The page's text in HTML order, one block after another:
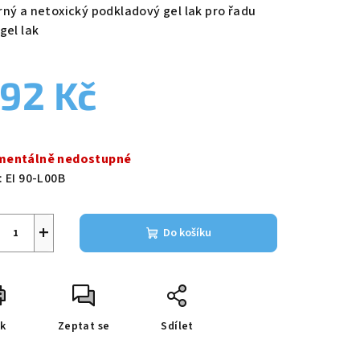
a netoxický podkladový gel lak pro řadu
lak
Kč
nedostupné
EI 90-L00B
+ Do košíku
Zeptat se Sdílet